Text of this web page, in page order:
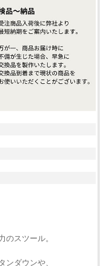
のスツール。
ンダウンや、